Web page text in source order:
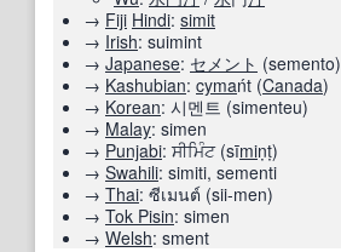
→ Fiji Hindi: simit
→ Irish: suimint
→ Japanese: セメント (semento)
→ Kashubian: cymańt (Canada)
→ Korean: 시멘트 (simenteu)
→ Malay: simen
→ Punjabi: ਸੀਮਿੰਟ (sīmiṇṭ)
→ Swahili: simiti, sementi
→ Thai: ซีเมนต์ (sii-men)
→ Tok Pisin: simen
→ Welsh: sment